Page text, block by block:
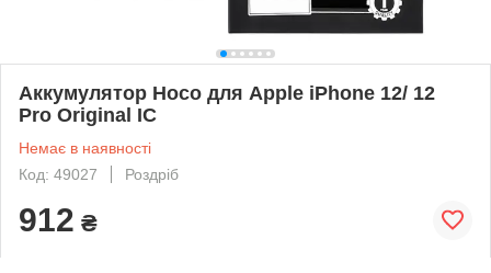
Аккумулятор Hoco для Apple iPhone 12/ 12
Pro Original IC
Немає в наявності
Код: 49027
Роздріб
912 ₴